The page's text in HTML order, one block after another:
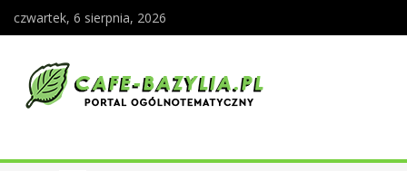
czwartek, 6 sierpnia, 2026